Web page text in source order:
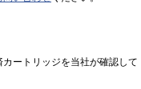
ートリッジを当社が確認して